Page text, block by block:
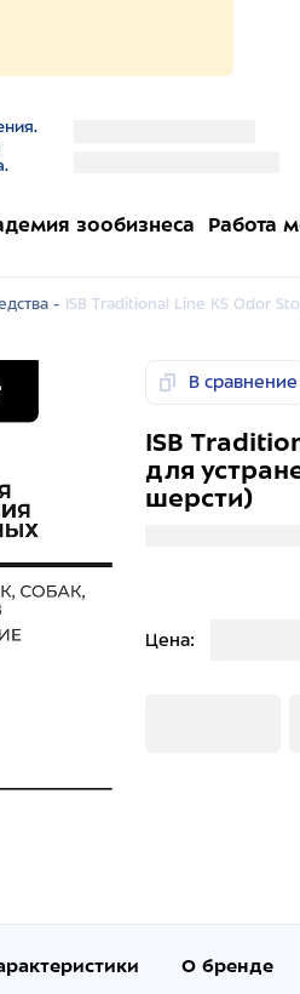
зообизнеса Работа
- ISB Traditional Line KS Odor
В сравнение
ISB
для
шерсти)
Цена:
О бренде